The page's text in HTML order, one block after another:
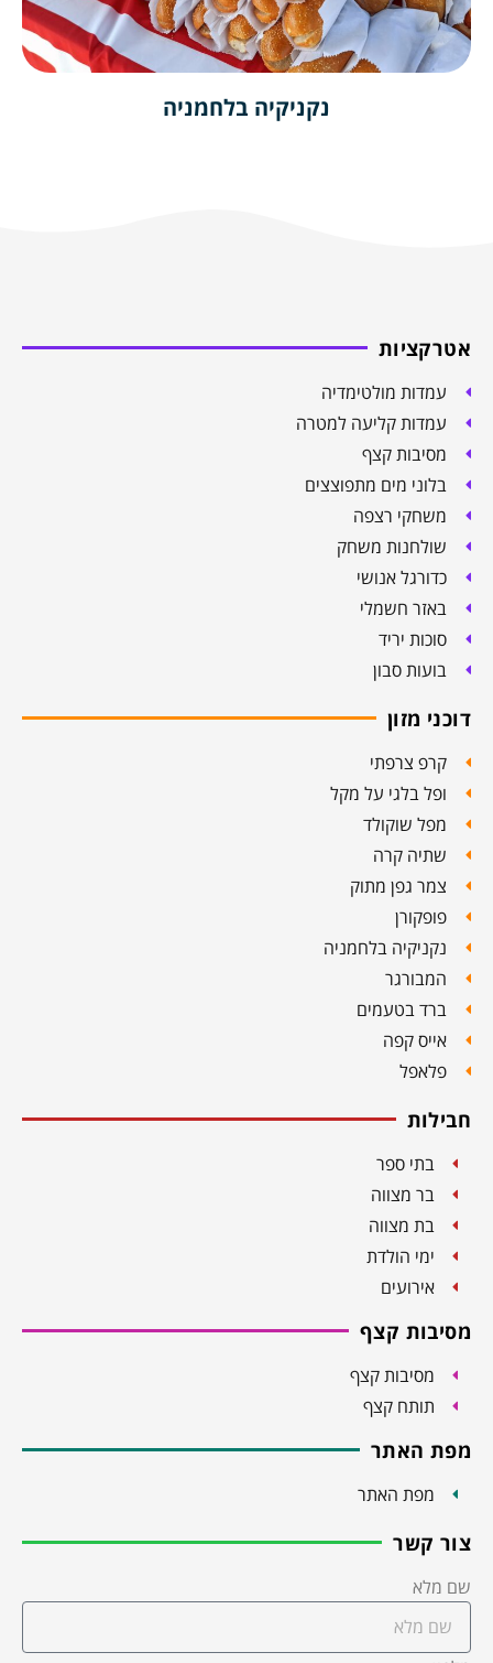
נקניקיה בלחמניה
אטרקציות
עמדות מולטימדיה
עמדות קליעה למטרה
מסיבות קצף
בלוני מים מתפוצצים
משחקי רצפה
שולחנות משחק
כדורגל אנושי
באזר חשמלי
סוכות יריד
בועות סבון
דוכני מזון
קרפ צרפתי
ופל בלגי על מקל
מפל שוקולד
שתיה קרה
צמר גפן מתוק
פופקורן
נקניקיה בלחמניה
המבורגר
ברד בטעמים
אייס קפה
פלאפל
חבילות
בתי ספר
בר מצווה
בת מצווה
ימי הולדת
אירועים
מסיבות קצף
מסיבות קצף
תותח קצף
מפת האתר
מפת האתר
צור קשר
שם מלא